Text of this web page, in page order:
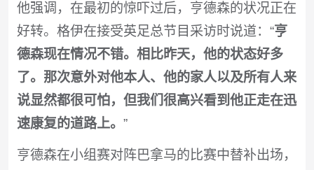
他强调，在最初的惊吓过后，亨德森的状况正在
好转。格伊在接受英足总节目采访时说道：“亨
德森现在情况不错。相比昨天，他的状态好多
了。那次意外对他本人、他的家人以及所有人来
说显然都很可怕，但我们很高兴看到他正走在迅
速康复的道路上。 ”
亨德森在小组赛对阵巴拿马的比赛中替补出场，